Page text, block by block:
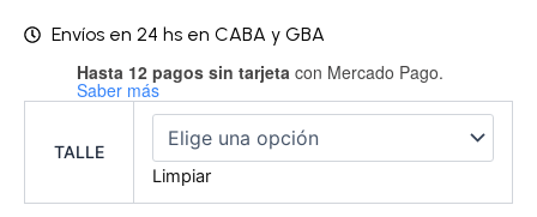
Envíos en 24 hs en CABA y GBA
Hasta 12 pagos sin tarjeta con Mercado Pago.
Saber más
TALLE
Limpiar
Culotte
-
cantidad